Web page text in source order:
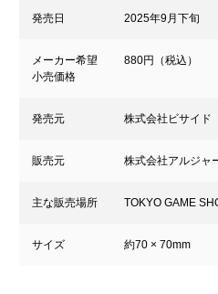
発売日 2025年9月下旬
メーカー希望
小売価格
880円（税込）
発売元 株式会社ビサイド
販売元 株式会社アルジャ
主な販売場所 TOKYO GAME
サイズ 約70 × 70mm